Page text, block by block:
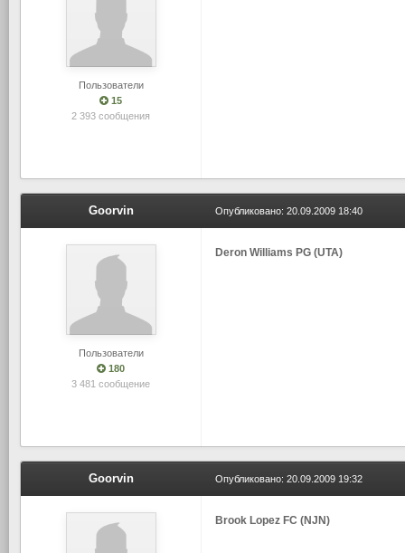
Пользователи
15
2 393 сообщения
Goorvin
Пользователи
180
3 481 сообщение
Опубликовано: 20.09.2009 18:40
Deron Williams PG (UTA)
Goorvin Опубликовано: 20.09.2009 19:32
Brook Lopez FC (NJN)